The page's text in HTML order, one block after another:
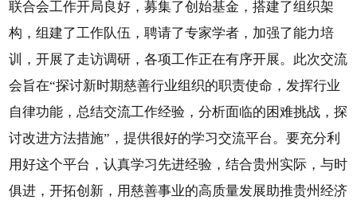
联合会工作开局良好，募集了创始基金，搭建了组织架
构，组建了工作队伍，聘请了专家学者，加强了能力培
训，开展了走访调研，各项工作正在有序开展。此次交流
会旨在“探讨新时期慈善行业组织的职责使命，发挥行业
自律功能，总结交流工作经验，分析面临的困难挑战，探
讨改进方法措施”，提供很好的学习交流平台。要充分利
用好这个平台，认真学习先进经验，结合贵州实际，与时
俱进，开拓创新，用慈善事业的高质量发展助推贵州经济